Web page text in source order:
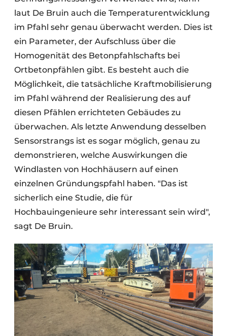
laut De Bruin auch die Temperaturentwicklung
im Pfahl sehr genau überwacht werden. Dies ist
ein Parameter, der Aufschluss über die
Homogenität des Betonpfahlschafts bei
Ortbetonpfählen gibt. Es besteht auch die
Möglichkeit, die tatsächliche Kraftmobilisierung
im Pfahl während der Realisierung des auf
diesen Pfählen errichteten Gebäudes zu
überwachen. Als letzte Anwendung desselben
Sensorstrangs ist es sogar möglich, genau zu
demonstrieren, welche Auswirkungen die
Windlasten von Hochhäusern auf einen
einzelnen Gründungspfahl haben. "Das ist
sicherlich eine Studie, die für
Hochbauingenieure sehr interessant sein wird",
sagt De Bruin.